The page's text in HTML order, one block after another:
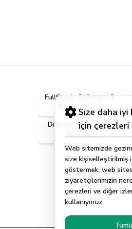
Size daha iyi
için çerezleri
Web sitemizde
size kişiselleştirilmiş
göstermek, web
ziyaretçilerimizin
çerezleri ve diğer
kullanıyoruz.
FullStack, Software &
Cybersecurity
DigitalEngineering &
Systems